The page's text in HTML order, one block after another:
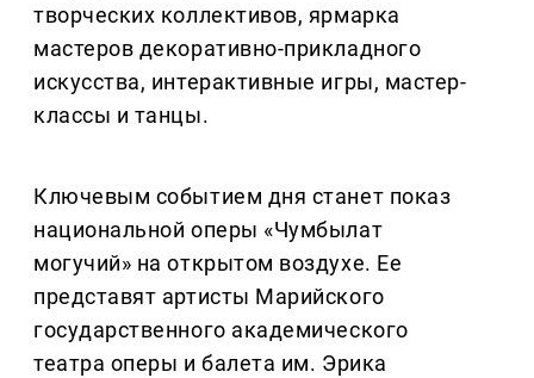
творческих коллективов, ярмарка
мастеров декоративно-прикладного
искусства, интерактивные игры, мастер-
классы и танцы.
Ключевым событием дня станет показ
национальной оперы «Чумбылат
могучий» на открытом воздухе. Ее
представят артисты Марийского
государственного академического
театра оперы и балета им. Эрика